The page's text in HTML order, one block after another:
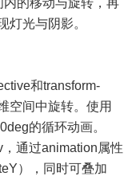
的移动与旋转，再
灯光与阴影。
和transform-
空间中旋转。使用
的循环动画。
，通过animation属性
），同时可叠加